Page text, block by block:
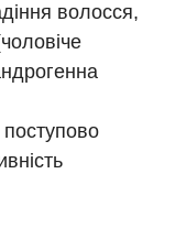
волосся,